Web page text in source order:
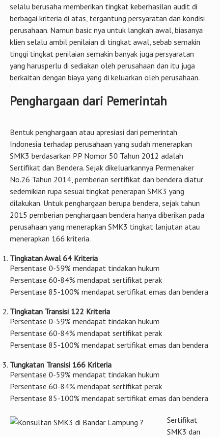
selalu berusaha memberikan tingkat keberhasilan audit di
berbagai kriteria di atas, tergantung persyaratan dan kondisi
perusahaan. Namun basic nya untuk langkah awal, biasanya
klien selalu ambil penilaian di tingkat awal, sebab semakin
tinggi tingkat penilaian semakin banyak juga persyaratan
yang harusperlu di sediakan oleh perusahaan dan itu juga
berkaitan dengan biaya yang di keluarkan oleh perusahaan.
Penghargaan dari Pemerintah
Bentuk penghargaan atau apresiasi dari pemerintah
Indonesia terhadap perusahaan yang sudah menerapkan
SMK3 berdasarkan PP Nomor 50 Tahun 2012 adalah
Sertifikat dan Bendera. Sejak dikeluarkannya Permenaker
No.26 Tahun 2014, pemberian sertifikat dan bendera diatur
sedemikian rupa sesuai tingkat penerapan SMK3 yang
dilakukan. Untuk penghargaan berupa bendera, sejak tahun
2015 pemberian penghargaan bendera hanya diberikan pada
perusahaan yang menerapkan SMK3 tingkat lanjutan atau
menerapkan 166 kriteria.
Tingkatan Awal 64 Kriteria
Persentase 0-59% mendapat tindakan hukum
Persentase 60-84% mendapat sertifikat perak
Persentase 85-100% mendapat sertifikat emas dan bendera
Tingkatan Transisi 122 Kriteria
Persentase 0-59% mendapat tindakan hukum
Persentase 60-84% mendapat sertifikat perak
Persentase 85-100% mendapat sertifikat emas dan bendera
Tungkatan Transisi 166 Kriteria
Persentase 0-59% mendapat tindakan hukum
Persentase 60-84% mendapat sertifikat perak
Persentase 85-100% mendapat sertifikat emas dan bendera
Sertifikat
SMK3 dan